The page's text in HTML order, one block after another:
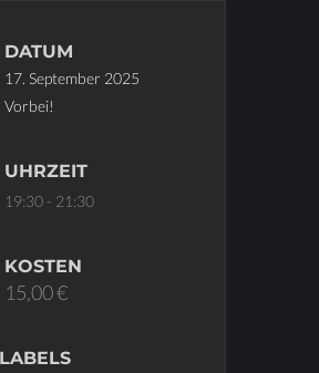
DATUM
17. September 2025
Vorbei!
UHRZEIT
19:30 - 21:30
KOSTEN
15,00 €
LABELS